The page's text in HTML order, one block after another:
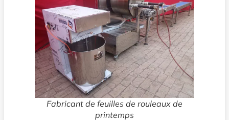
Fabricant de feuilles de rouleaux de
printemps